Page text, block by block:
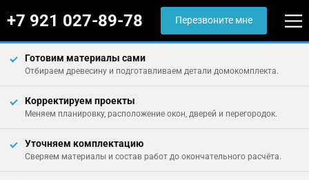
+7 921 027-89-78 Перезвоните мне
Готовим материалы сами
Отбираем древесину и подготавливаем детали домокомплекта.
Корректируем проекты
Меняем планировку, расположение окон, дверей и перегородок.
Уточняем комплектацию
Сверяем материалы и состав работ до окончательного расчёта.